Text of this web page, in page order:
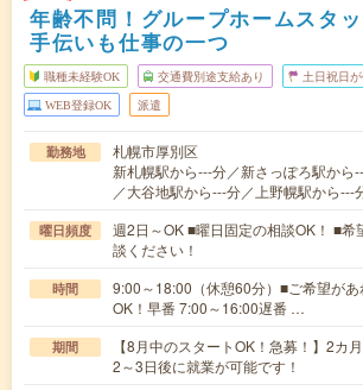
年齢不問！グループホームスタ
手伝いも仕事の一つ
職種未経験OK 交通費別途支給あり 土日祝日
WEB登録OK 派遣
勤務地
札幌市厚別区
新札幌駅から---分／新さっぽろ駅から
／大谷地駅から---分／上野幌駅から---
曜日頻度
週2日～OK ■曜日固定の相談OK！ ■希
談ください！
時間
9:00～18:00（休憩60分）■ご希望があ
OK！早番 7:00～16:00遅番 …
期間
【8月中のスタートOK！急募！】2
2～3日後に就業が可能です！